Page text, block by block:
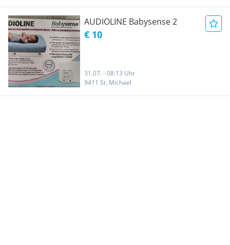
AUDIOLINE Babysense 2
€ 10
31.07. - 08:13 Uhr
9411 St. Michael